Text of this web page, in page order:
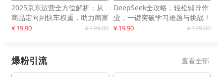
2025京东运营全方位解析：从
商品定向到快车权重，助力商家
打造爆款商品
¥ 19.90 ¥ 199.00
DeepSeek全攻略，轻松辅导作
业，一键突破学习难题与挑战！
¥ 19.90 ¥ 199.00
爆粉引流 查看全部